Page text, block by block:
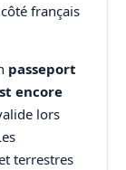
français
passeport
encore
lors
terrestres